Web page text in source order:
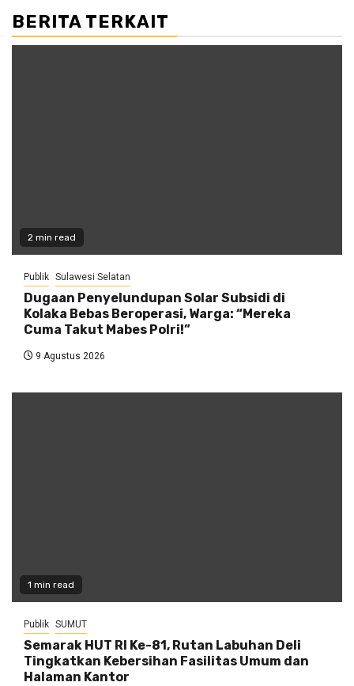
BERITA TERKAIT
2 min read
Publik Sulawesi Selatan
Dugaan Penyelundupan Solar Subsidi di
Kolaka Bebas Beroperasi, Warga: “Mereka
Cuma Takut Mabes Polri!”
9 Agustus 2026
1 min read
Publik SUMUT
Semarak HUT RI Ke-81, Rutan Labuhan Deli
Tingkatkan Kebersihan Fasilitas Umum dan
Halaman Kantor